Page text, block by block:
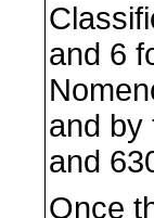
and 6
and by
and
Once